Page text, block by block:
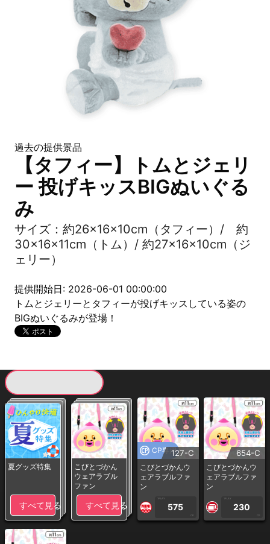
過去の提供景品
【タフィー】トムとジェリ
ー 投げキッスBIGぬいぐる
み
サイズ：約26×16×10cm（タフィー）/ 約
30×16×11cm（トム）/ 約27×16×10cm（ジ
ェリー）
提供開始日: 2026-06-01 00:00:00
トムとジェリーとタフィーが投げキッスしている姿の
BIGぬいぐるみが登場！
夏グッズ特集
すべて見る
こびとづかん
ウェアラブル
ファン
すべて見る
CP専用127-C
こびとづかんウ
ェアラブルファ
ン
1PLAY
575
CP
654-C
こびとづかんウ
ェアラブルファ
ン
1PLAY
230
CP